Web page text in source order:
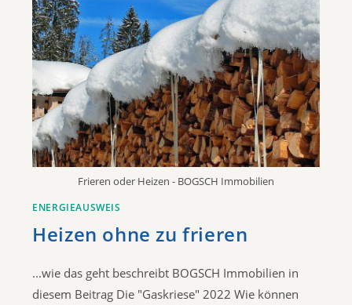
Frieren oder Heizen - BOGSCH Immobilien
ENERGIEAUSWEIS
Heizen ohne zu frieren
...wie das geht beschreibt BOGSCH Immobilien in
diesem Beitrag Die "Gaskriese" 2022 Wie können